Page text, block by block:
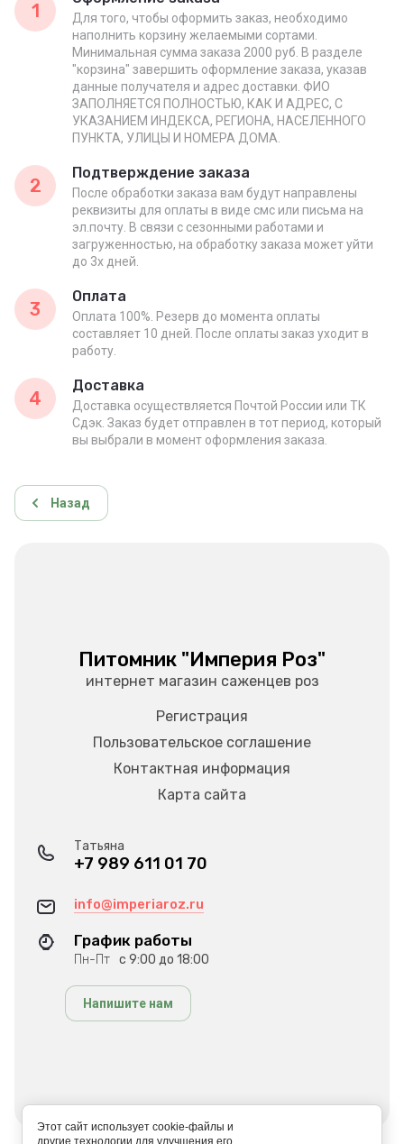
1
Для того, чтобы оформить заказ, необходимо
наполнить корзину желаемыми сортами.
Минимальная сумма заказа 2000 руб. В разделе
"корзина" завершить оформление заказа, указав
данные получателя и адрес доставки. ФИО
ЗАПОЛНЯЕТСЯ ПОЛНОСТЬЮ, КАК И АДРЕС, С
УКАЗАНИЕМ ИНДЕКСА, РЕГИОНА, НАСЕЛЕННОГО
ПУНКТА, УЛИЦЫ И НОМЕРА ДОМА.
2
Подтверждение заказа
После обработки заказа вам будут направлены
реквизиты для оплаты в виде смс или письма на
эл.почту. В связи с сезонными работами и
загруженностью, на обработку заказа может уйти
до 3х дней.
3
Оплата
Оплата 100%. Резерв до момента оплаты
составляет 10 дней. После оплаты заказ уходит в
работу.
4
Доставка
Доставка осуществляется Почтой России или ТК
Сдэк. Заказ будет отправлен в тот период, который
вы выбрали в момент оформления заказа.
Назад
Питомник "Империя Роз"
интернет магазин саженцев роз
Регистрация
Пользовательское соглашение
Контактная информация
Карта сайта
Татьяна
+7 989 611 01 70
info@imperiaroz.ru
График работы
Пн-Пт с 9:00 до 18:00
Напишите нам
Этот сайт использует cookie-файлы и
другие технологии для улучшения его